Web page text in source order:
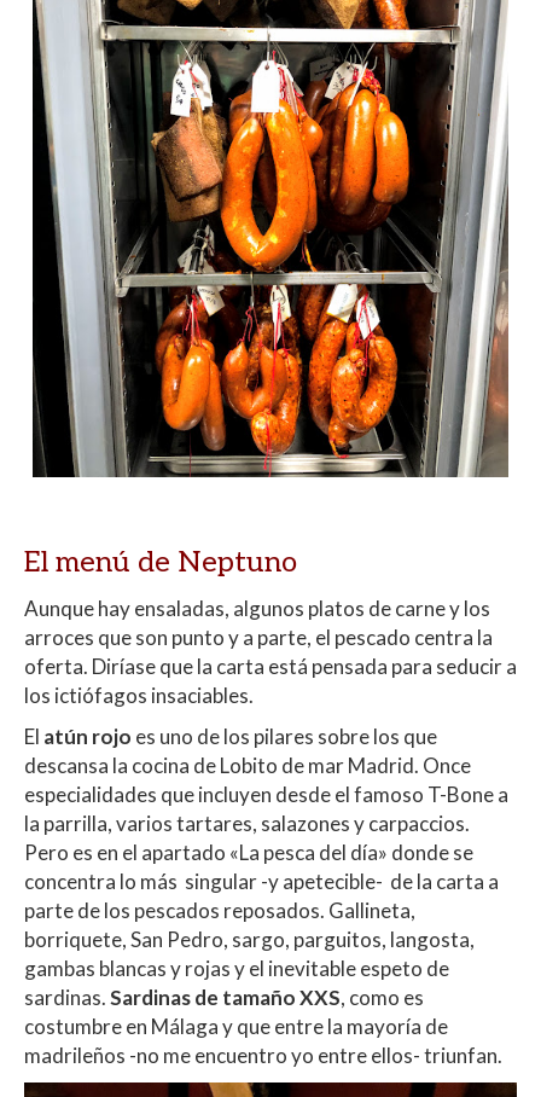
El menú de Neptuno
Aunque hay ensaladas, algunos platos de carne y los
arroces que son punto y a parte, el pescado centra la
oferta. Diríase que la carta está pensada para seducir a
los ictiófagos insaciables.
El atún rojo es uno de los pilares sobre los que
descansa la cocina de Lobito de mar Madrid. Once
especialidades que incluyen desde el famoso T-Bone a
la parrilla, varios tartares, salazones y carpaccios.
Pero es en el apartado «La pesca del día» donde se
concentra lo más singular -y apetecible- de la carta a
parte de los pescados reposados. Gallineta,
borriquete, San Pedro, sargo, parguitos, langosta,
gambas blancas y rojas y el inevitable espeto de
sardinas.Sardinas de tamaño XXS, como es
costumbre en Málaga y que entre la mayoría de
madrileños -no me encuentro yo entre ellos- triunfan.